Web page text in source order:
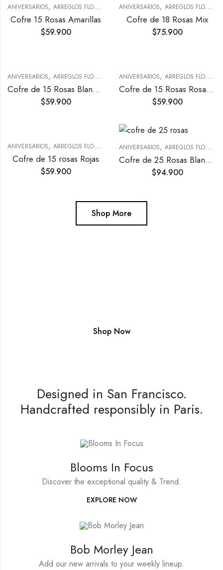
ANIVERSARIOS, ARREGLOS FLORALES CUMPLEAÑOS,NACIMIENTOS
Cofre 15 Rosas Amarillas
$59.900
ANIVERSARIOS, ARREGLOS FLORALES
Cofre de 18 Rosas Mix
$75.900
ANIVERSARIOS, ARREGLOS FLORALES FLORES PARA CONDOLENCIAS,
Cofre de 15 Rosas Blancas
$59.900
ANIVERSARIOS, ARREGLOS FLORALES
Cofre de 15 Rosas Rosadas
$59.900
ANIVERSARIOS, ARREGLOS FLORALES CUMPLEAÑOS,NACIMIENTOS
Cofre de 15 rosas Rojas
$59.900
ANIVERSARIOS, ARREGLOS FLORALES
Cofre de 25 Rosas Blancas
$94.900
Shop More
Shop Now
Designed in San Francisco.
Handcrafted responsibly in Paris.
Blooms In Focus
Discover the exceptional quality & Trend.
EXPLORE NOW
Bob Morley Jean
Add our new arrivals to your weekly lineup.